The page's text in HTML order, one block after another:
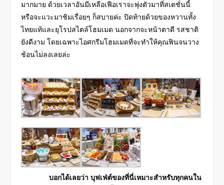
มากมาย ด้วยเวลาอันมีเหลือเฟือเราจะพุ่งตัวมาที่สเตชั่นนี้
หรือจะแวะมาชิมเรื่อยๆ ก็สบายค่ะ ปิดท้ายด้วยของหวานทั้ง
ไทยแท้และยุโรปสไตล์โฮมเมด นอกจากจะหน้าตาดี รสชาติ
ยังดีงาม โดยเฉพาะไอศกรีมโฮมเมดที่จะทำให้คุณฟินจนวาง
ช้อนไม่ลงเลยล่ะ
บอกได้เลยว่า บุฟเฟ่ต์ของที่นี่เหมาะสำหรับทุกคนใน